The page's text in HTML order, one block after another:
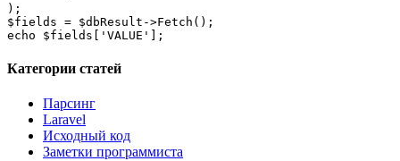
);
$fields = $dbResult->Fetch();
echo $fields['VALUE'];
Категории статей
Парсинг
Laravel
Исходный код
Заметки программиста